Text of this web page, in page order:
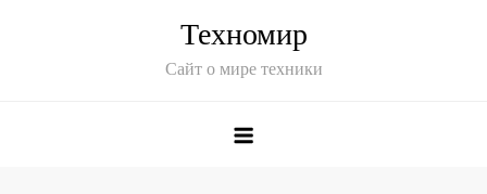
Техномир
Сайт о мире техники